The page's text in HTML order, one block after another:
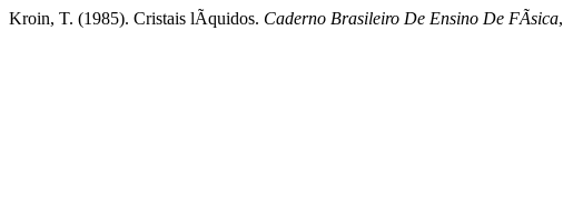
Kroin, T. (1985). Cristais lÃ­quidos. Caderno Brasileiro De Ensino De FÃ­sica,